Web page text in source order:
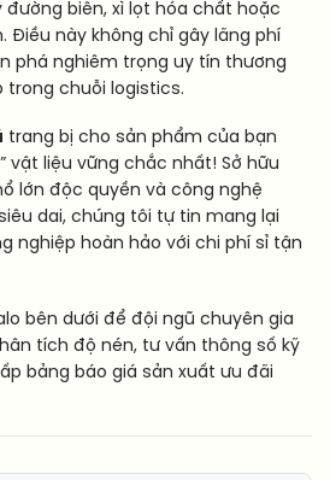
biên, xì lọt hóa chất hoặc
Điều này không chỉ gây lãng phí
phá nghiêm trọng uy tín thương
trong chuỗi logistics.
trang bị cho sản phẩm của bạn
vật liệu vững chắc nhất! Sở hữu
lớn độc quyền và công nghệ
dai, chúng tôi tự tin mang lại
nghiệp hoàn hảo với chi phí sỉ tận
bên dưới để đội ngũ chuyên gia
tích độ nén, tư vấn thông số kỹ
bảng báo giá sản xuất ưu đãi